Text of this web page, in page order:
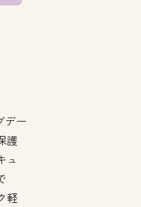
デー
護
ュ
軽